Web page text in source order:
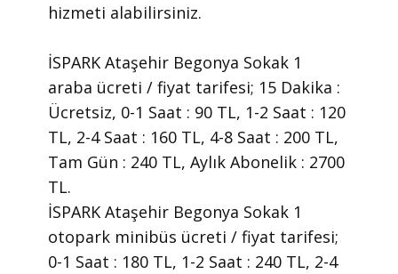
hizmeti alabilirsiniz.
İSPARK Ataşehir Begonya Sokak 1
araba ücreti / fiyat tarifesi; 15 Dakika :
Ücretsiz, 0-1 Saat : 90 TL, 1-2 Saat : 120
TL, 2-4 Saat : 160 TL, 4-8 Saat : 200 TL,
Tam Gün : 240 TL, Aylık Abonelik : 2700
TL.
İSPARK Ataşehir Begonya Sokak 1
otopark minibüs ücreti / fiyat tarifesi;
0-1 Saat : 180 TL, 1-2 Saat : 240 TL, 2-4